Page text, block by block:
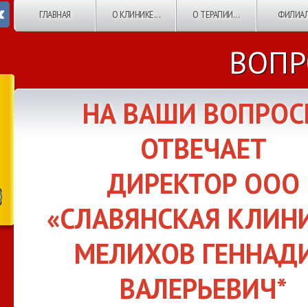
ГЛАВНАЯ О КЛИНИКЕ... О ТЕРАПИИ...
НА ВАШИ
ОТВЕЧАЕТ
ДИРЕКТОР ООО
«СЛАВЯНСКАЯ
МЕЛИХОВ
ВАЛЕРЬЕВИЧ*